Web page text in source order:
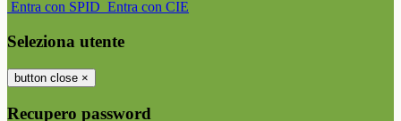
Entra con SPID Entra con CIE
Seleziona utente
button close ×
Recupero password